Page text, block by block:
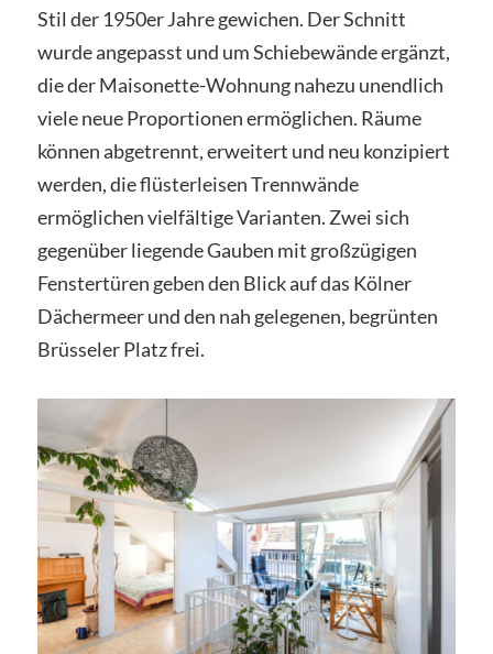
Stil der 1950er Jahre gewichen. Der Schnitt
wurde angepasst und um Schiebewände ergänzt,
die der Maisonette-Wohnung nahezu unendlich
viele neue Proportionen ermöglichen. Räume
können abgetrennt, erweitert und neu konzipiert
werden, die flüsterleisen Trennwände
ermöglichen vielfältige Varianten. Zwei sich
gegenüber liegende Gauben mit großzügigen
Fenstertüren geben den Blick auf das Kölner
Dächermeer und den nah gelegenen, begrünten
Brüsseler Platz frei.